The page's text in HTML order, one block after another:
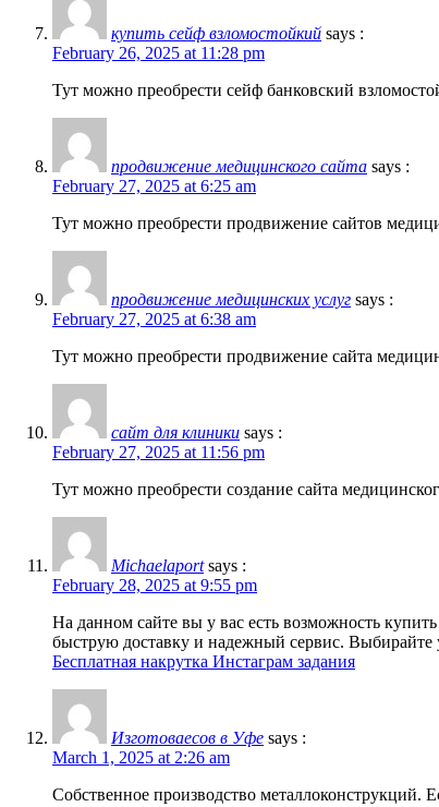
купить сейф взломостойкий says :
February 26, 2025 at 11:28 pm
Тут можно преобрести сейф банковский
продвижение медицинского сайта says :
February 27, 2025 at 6:25 am
Тут можно преобрести продвижение сайтов
продвижение медицинских услуг says :
February 27, 2025 at 6:38 am
Тут можно преобрести продвижение сайта
сайт для клиники says :
February 27, 2025 at 11:56 pm
Тут можно преобрести создание сайта
Michaelaportsays :
February 28, 2025 at 9:55 pm
На данном сайте вы у вас есть возможность
быструю доставку и надежный сервис. Выбирайте
Бесплатная накрутка Инстаграм задания
Изготовaесов в Уфе says :
March 1, 2025 at 2:26 am
Собственное производство металлоконструкций.